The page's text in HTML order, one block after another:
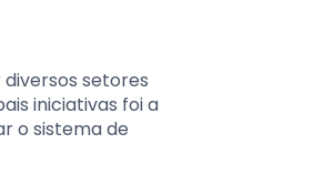
setores
iniciativas foi a
o sistema de